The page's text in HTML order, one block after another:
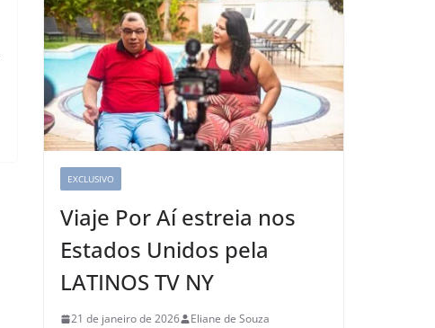
EXCLUSIVO
Viaje Por Aí estreia nos
Estados Unidos pela
LATINOS TV NY
21 de janeiro de 2026 Eliane de Souza